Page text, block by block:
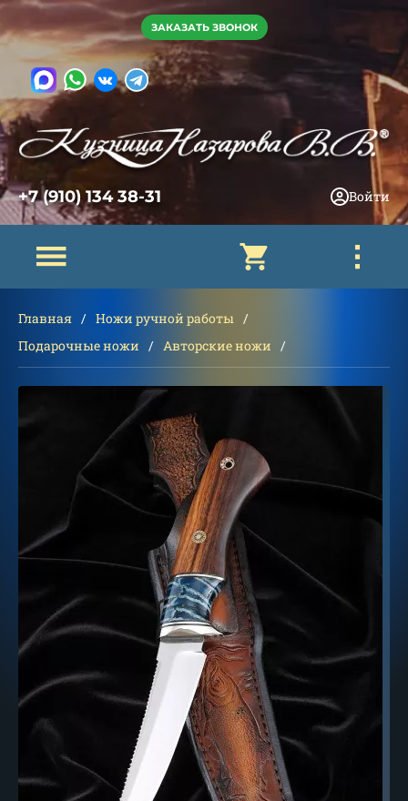
ЗАКАЗАТЬ ЗВОНОК
+7 (910) 134 38-31 Войти
Главная
Ножи ручной работы
Подарочные ножи
Авторские ножи